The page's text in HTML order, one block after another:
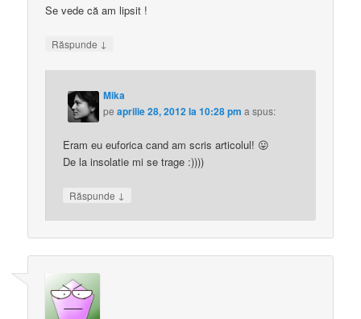
Se vede că am lipsit !
Răspunde ↓
Mika
peaprilie 28, 2012 la 10:28 pm a spus:
Eram eu euforica cand am scris articolul! 😛
De la insolatie mi se trage :))))
Răspunde ↓